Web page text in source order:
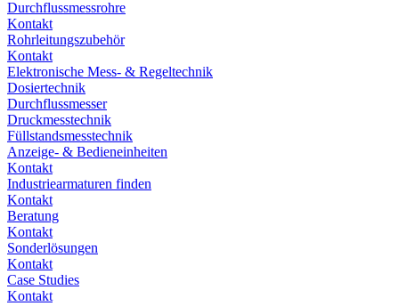
Durchflussmessrohre
Kontakt
Rohrleitungszubehör
Kontakt
Elektronische Mess- & Regeltechnik
Dosiertechnik
Durchflussmesser
Druckmesstechnik
Füllstandsmesstechnik
Anzeige- & Bedieneinheiten
Kontakt
Industriearmaturen finden
Kontakt
Beratung
Kontakt
Sonderlösungen
Kontakt
Case Studies
Kontakt